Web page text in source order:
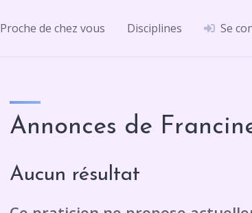
Proche de chez vous Disciplines Se
Annonces de
Aucun résultat